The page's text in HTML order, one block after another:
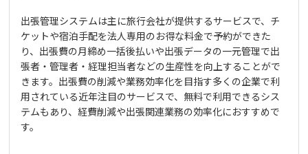
出張管理システムは主に旅行会社が提供するサービスで、チ
ケットや宿泊手配を法人専用のお得な料金で予約ができた
り、出張費の月締め一括後払いや出張データの一元管理で出
張者・管理者・経理担当者などの生産性を向上することがで
きます。出張費の削減や業務効率化を目指す多くの企業で利
用されている近年注目のサービスで、無料で利用できるシス
テムもあり、経費削減や出張関連業務の効率化におすすめで
す。